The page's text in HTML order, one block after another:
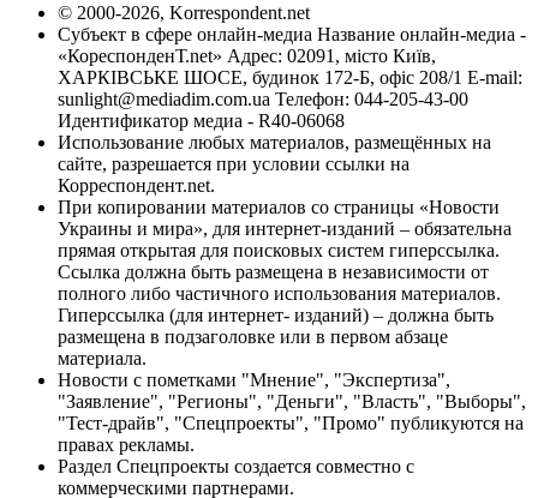
© 2000-2026, Korrespondent.net
Субъект в сфере онлайн-медиа Название онлайн-медиа -
«КореспонденТ.net» Адрес: 02091, місто Київ,
ХАРКІВСЬКЕ ШОСЕ, будинок 172-Б, офіс 208/1 E-mail:
sunlight@mediadim.com.ua Телефон: 044-205-43-00
Идентификатор медиа - R40-06068
Использование любых материалов, размещённых на
сайте, разрешается при условии ссылки на
Корреспондент.net.
При копировании материалов со страницы «Новости
Украины и мира», для интернет-изданий – обязательна
прямая открытая для поисковых систем гиперссылка.
Ссылка должна быть размещена в независимости от
полного либо частичного использования материалов.
Гиперссылка (для интернет- изданий) – должна быть
размещена в подзаголовке или в первом абзаце
материала.
Новости с пометками "Мнение", "Экспертиза",
"Заявление", "Регионы", "Деньги", "Власть", "Выборы",
"Тест-драйв", "Спецпроекты", "Промо" публикуются на
правах рекламы.
Раздел Спецпроекты создается совместно с
коммерческими партнерами.